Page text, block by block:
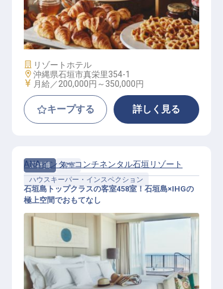
ベーカリー＆ペストリー│年休120日
／福利厚生充実／内定までWEB可
施設業態
リゾートホテル
勤務地
沖縄県石垣市真栄里354-1
給与
月給／200,000円～ 350,000円
キープする 詳しく見る
正社員
客室
ハウスキーパー・インスペクション
ANAインターコンチネンタル石垣リゾート
石垣島トップクラスの客室458室！石垣島×IHGの
極上空間でおもてなし